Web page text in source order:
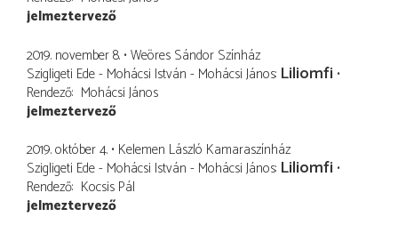
jelmeztervező
2019. november 8. Weöres Sándor Színház
Szigligeti Ede - Mohácsi István - Mohácsi János Liliomfi
Rendező Mohácsi János
jelmeztervező
2019. október 4. Kelemen László Kamaraszínház
Szigligeti Ede - Mohácsi István - Mohácsi János Liliomfi
Rendező Kocsis Pál
jelmeztervező